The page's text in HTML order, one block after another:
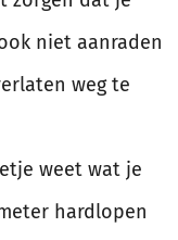
niet aanraden
weg te
weet wat je
hardlopen